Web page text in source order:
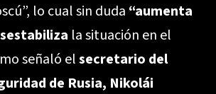
lo cual sin duda “aumenta
la situación en el
señaló elsecretario del
de Rusia, Nikolái